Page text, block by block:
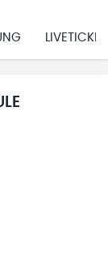
LIVETICKER